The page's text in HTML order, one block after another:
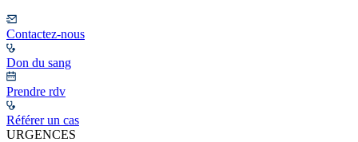
Contactez-nous
Don du sang
Prendre rdv
Référer un cas
URGENCES